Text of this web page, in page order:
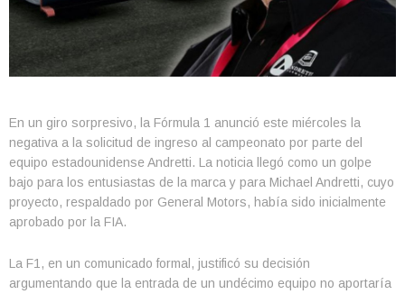
En un giro sorpresivo, la Fórmula 1 anunció este miércoles la
negativa a la solicitud de ingreso al campeonato por parte del
equipo estadounidense Andretti. La noticia llegó como un golpe
bajo para los entusiastas de la marca y para Michael Andretti, cuyo
proyecto, respaldado por General Motors, había sido inicialmente
aprobado por la FIA.
La F1, en un comunicado formal, justificó su decisión
argumentando que la entrada de un undécimo equipo no aportaría